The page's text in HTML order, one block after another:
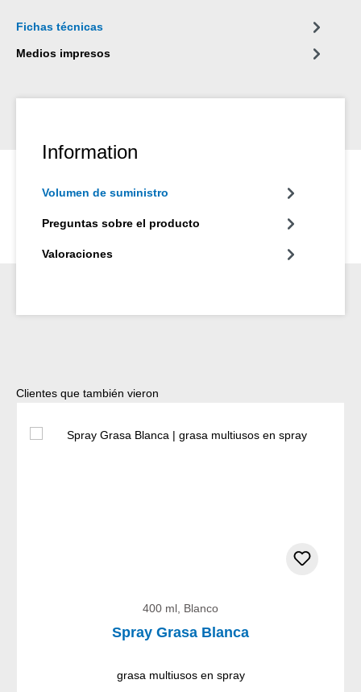
Fichas técnicas
Medios impresos
Information
Volumen de suministro
Preguntas sobre el producto
Valoraciones
Omitir la galería de productos
Clientes que también vieron
400 ml, Blanco
Spray Grasa Blanca
grasa multiusos en spray